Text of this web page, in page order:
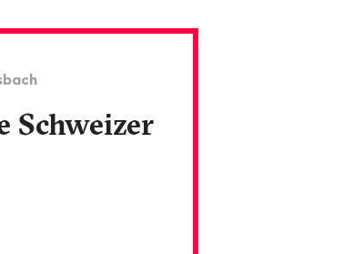
Schweizer